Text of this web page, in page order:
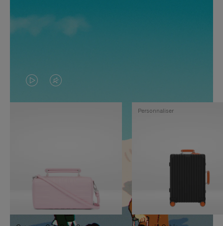
LA
VIDÉO
PAUSE,
APPUYEZ
SUR
LE
SON
DÉSACTIVÉ.
VEUILLEZ
Personnaliser